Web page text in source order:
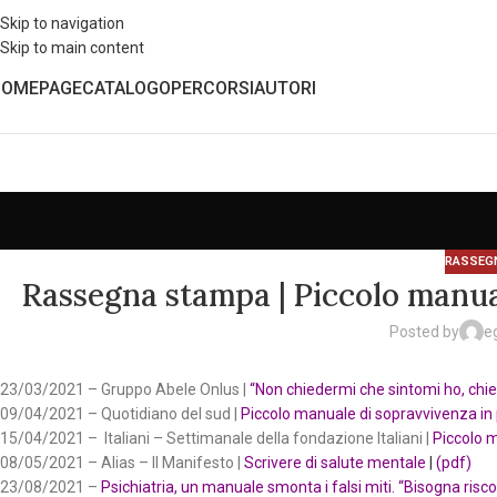
Skip to navigation
Skip to main content
CATALOGOPERCORSIAUTORI
Rassegna stampa | Piccolo
Posted by
23/03/2021 – Gruppo Abele Onlus | “Non chiedermi che sintomi ho,
09/04/2021 – Quotidiano del sud |
Piccolo manuale di sopravvivenza
15/04/2021 – Italiani – Settimanale della fondazione Italiani |
Piccolo
08/05/2021 – Alias – Il Manifesto | Scrivere di salute mentale
(pdf)
23/08/2021 – Psichiatria, un manuale smonta i falsi miti. “Bisogna